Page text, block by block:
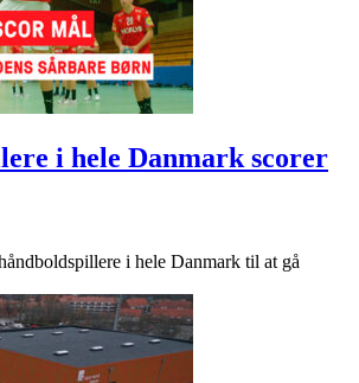
i hele Danmark scorer
i hele Danmark til at gå